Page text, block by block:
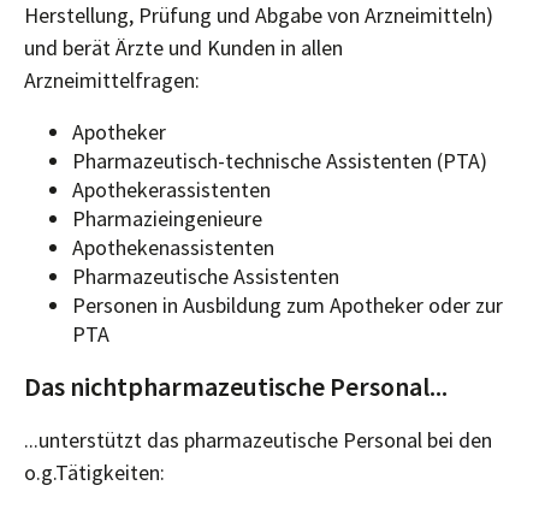
Herstellung, Prüfung und Abgabe von Arzneimitteln)
und berät Ärzte und Kunden in allen
Arzneimittelfragen:
Apotheker
Pharmazeutisch-technische Assistenten (PTA)
Apothekerassistenten
Pharmazieingenieure
Apothekenassistenten
Pharmazeutische Assistenten
Personen in Ausbildung zum Apotheker oder zur
PTA
Das nichtpharmazeutische Personal...
...unterstützt das pharmazeutische Personal bei den
o.g.Tätigkeiten: